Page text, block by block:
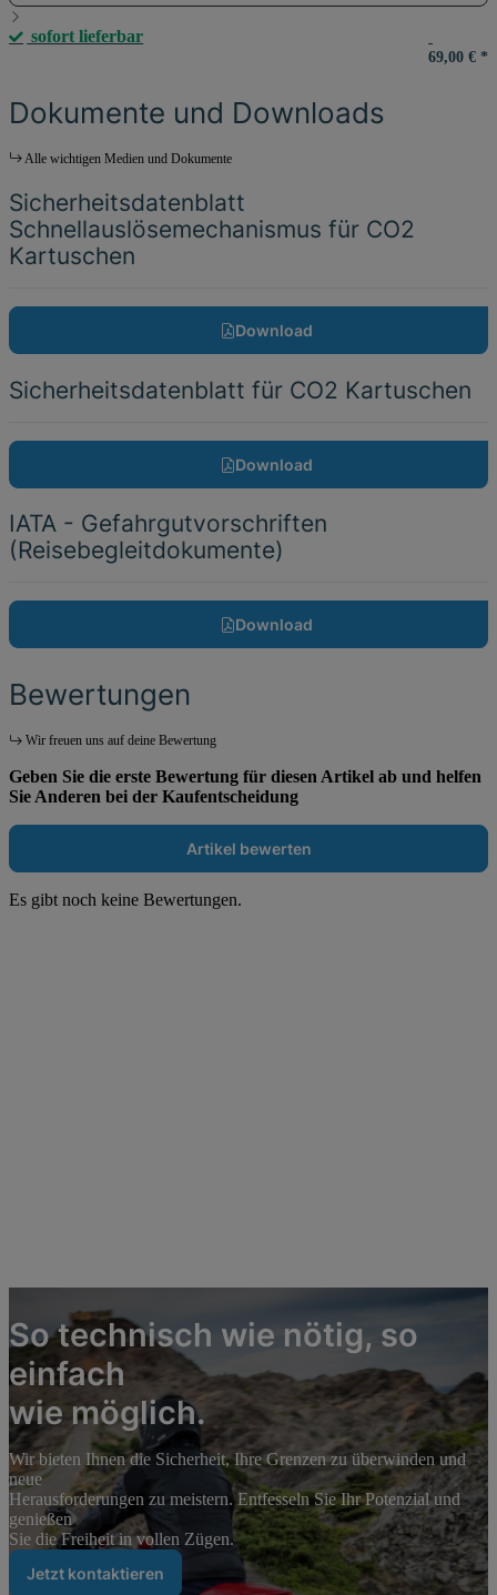
sofort lieferbar
69,00 € *
Dokumente und Downloads
Alle wichtigen Medien und Dokumente
Sicherheitsdatenblatt
Schnellauslösemechanismus für CO2
Kartuschen
Download
Sicherheitsdatenblatt für CO2 Kartuschen
Download
IATA - Gefahrgutvorschriften
(Reisebegleitdokumente)
Download
Bewertungen
Wir freuen uns auf deine Bewertung
Geben Sie die erste Bewertung für diesen Artikel ab und helfen
Sie Anderen bei der Kaufentscheidung
Artikel bewerten
Es gibt noch keine Bewertungen.
So technisch wie nötig, so
einfach
wie möglich.
Wir bieten Ihnen die Sicherheit, Ihre Grenzen zu überwinden und
neue
Herausforderungen zu meistern. Entfesseln Sie Ihr Potenzial und
genießen
Sie die Freiheit in vollen Zügen.
Jetzt kontaktieren